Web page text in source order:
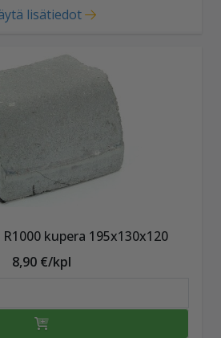
lisätiedot
kupera 195x130x120
8,90 €/kpl